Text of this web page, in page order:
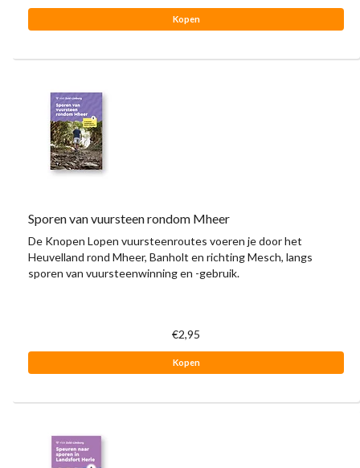
Kopen
Sporen van vuursteen rondom Mheer
De Knopen Lopen vuursteenroutes voeren je door het
Heuvelland rond Mheer, Banholt en richting Mesch, langs
sporen van vuursteenwinning en -gebruik.
€2,95
Kopen